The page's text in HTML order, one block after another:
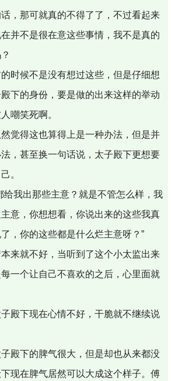
，那可就真的不得了了，不过看起来
并不是很在意这些事情，我不是真的
时候不是没有想过这些，但是仔细想
下的身份，要是做的出来这样的举动
嘲笑死啊。
觉得这也算得上是一种办法，但是并
，甚至换一句话说，太子殿下更想要
。
我出那些主意？就是不管怎么样，我
意，你想想看，你说出来的这些我真
，你的这些都是什么烂主意呀？”
来就不好，当听到了这个小太监出来
一个让自己不喜欢的之后，心里面就
殿下现在心情不好，干脆就不继续说
殿下的脾气很大，但是却也从来都没
现在脾气居然可以大成这个样子。傅